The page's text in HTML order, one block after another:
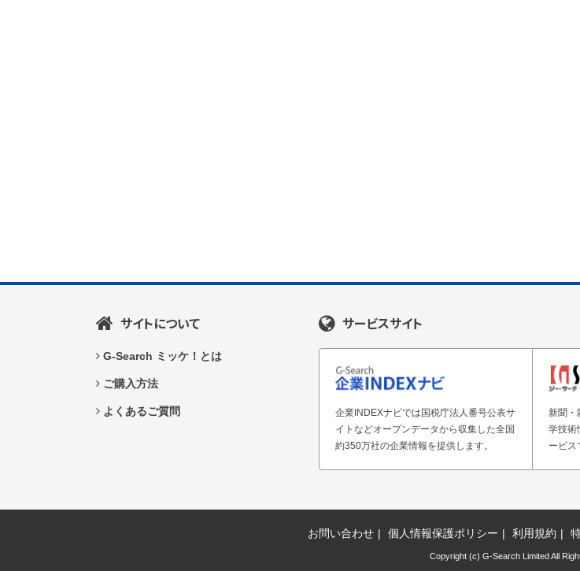
サイトについて
G-Search ミッケ！とは
ご購入方法
よくあるご質問
サービスサイト
企業INDEXナビでは国税庁法人番号公表サ
イトなどオープンデータから収集した全国
約350万社の企業情報を提供します。
新聞・
学技術
ービス
お問い合わせ 個人情報保護ポリシー 利用規約
Copyright (c) G-Search Limited All